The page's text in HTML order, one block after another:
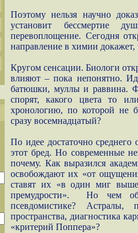
Поэтому нельзя научно
установит бессмертие
перевоплощение. Сегодня
направление в химии докажет,
Кругом сенсации. Биологи
влияют – пока непонятно.
батюшки, муллы и раввина.
спорят, какого цвета то
хронологию, по которой не
сразу восемнадцатый?
По идее достаточно среднего
этот бред. Но современные
почему. Как выразился
освобождают их «от
ставят их «в один миг
премудрости».
Но чем
псевдомистике? Астралы,
пространства, диагностика
«критерий Поппера»?